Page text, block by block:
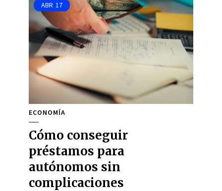
ABR 17
ECONOMÍA
Cómo conseguir
préstamos para
autónomos sin
complicaciones